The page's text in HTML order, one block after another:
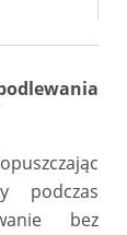
podczas
bez